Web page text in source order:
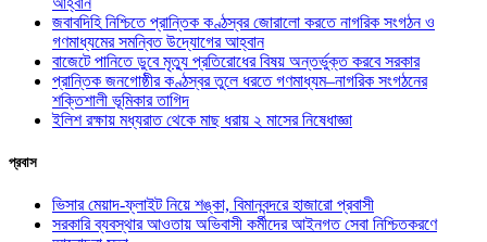
জবাবদিহি নিশ্চিতে প্রান্তিক কণ্ঠস্বর জোরালো করতে নাগরিক সংগঠন ও
গণমাধ্যমের সমন্বিত উদ্যোগের আহ্বান
বাজেটে পানিতে ডুবে মৃত্যু প্রতিরোধের বিষয় অন্তর্ভুক্ত করবে সরকার
প্রান্তিক জনগোষ্ঠীর কণ্ঠস্বর তুলে ধরতে গণমাধ্যম–নাগরিক সংগঠনের
শক্তিশালী ভূমিকার তাগিদ
ইলিশ রক্ষায় মধ্যরাত থেকে মাছ ধরায় ২ মাসের নিষেধাজ্ঞা
প্রবাস
ভিসার মেয়াদ-ফ্লাইট নিয়ে শঙ্কা, বিমানবন্দরে হাজারো প্রবাসী
সরকারি ব্যবস্থার আওতায় অভিবাসী কর্মীদের আইনগত সেবা নিশ্চিতকরণে